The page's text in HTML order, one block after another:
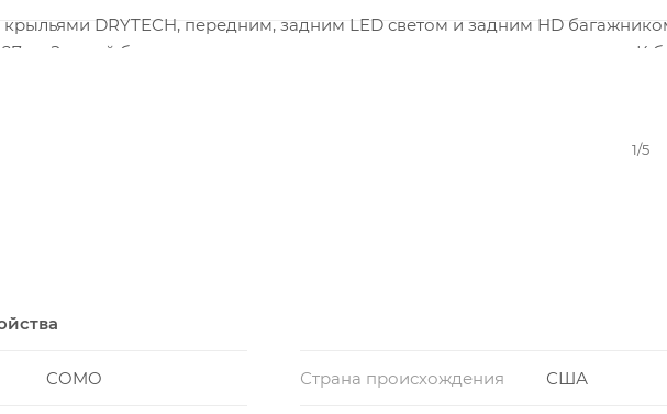
DRYTECH, передним, задним LED светом и задним HD
27 кг. Задний багажник подходит для использования с детским креслом. К
который фиксируется на оси.
1/5
COMO Страна происхождения США